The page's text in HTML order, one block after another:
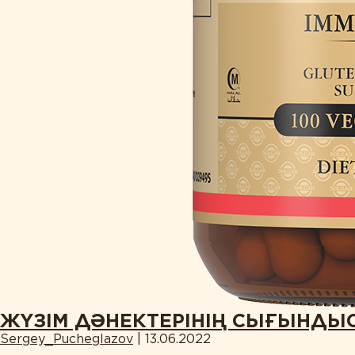
ЖҮЗІМ ДӘНЕКТЕРІНІҢ
Sergey_Pucheglazov 13.06.2022